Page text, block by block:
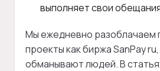
выполняет свои
Мы ежедневно разоблачаем
проекты как биржа SanPay
обманывают людей. В